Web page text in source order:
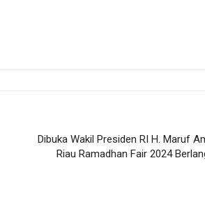
Dibuka Wakil Presiden RI H. Maruf
Riau Ramadhan Fair 2024